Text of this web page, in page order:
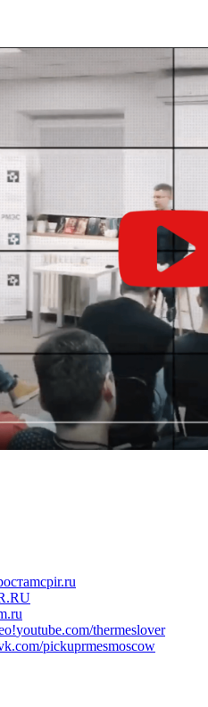
mcpir.ru
youtube.com/thermeslover
pickuprmesmoscow